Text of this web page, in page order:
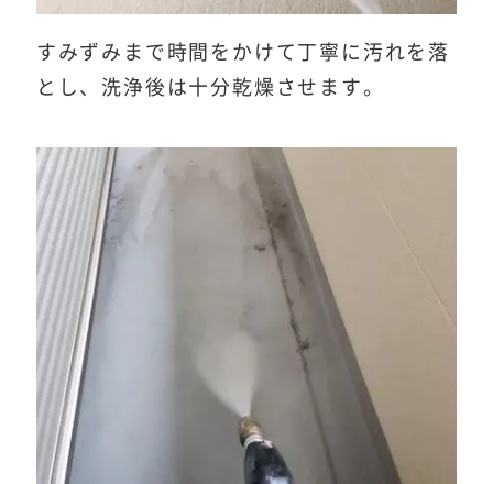
すみずみまで時間をかけて丁寧に汚れを落
とし、洗浄後は十分乾燥させます。